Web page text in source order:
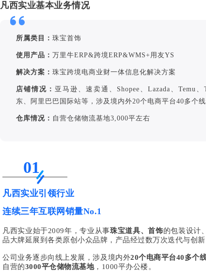
凡西实业基本业务情况
所属类目 ： 珠宝首饰
使用产品 ： 万里牛ERP&跨境ERP&WMS+用友YS
解决方案 ： 珠宝跨境电商业财一体信息化解决方案
店铺情况 ： 亚马逊、速卖通、Shopee、Lazada、Temu
东、阿里巴巴国际站等，涉及境内外20个电商平台40多个
仓库情况 ： 自营仓储物流基地3,000平左右
01
凡西实业引领行业
连续三年互联网销量No.1
凡西实业始于2009年，专业从事珠宝道具、首饰的包装设计
品大牌延展到各类原创小众品牌，产品经过数万次迭代与创
公司业务逐步向线上发展，涉及境内外20个电商平台40多个
自营的3000平仓储物流基地，1000平办公楼。